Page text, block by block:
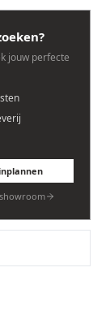
jouw perfecte